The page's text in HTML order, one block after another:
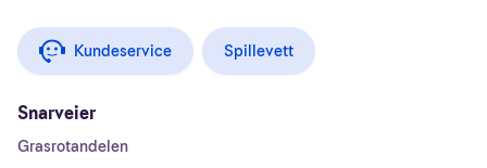
Kundeservice Spillevett
Snarveier
Grasrotandelen